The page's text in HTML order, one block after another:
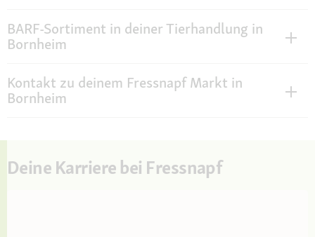
BARF-Sortiment in deiner Tierhandlung in
Bornheim
Kontakt zu deinem Fressnapf Markt in
Bornheim
Deine Karriere bei Fressnapf